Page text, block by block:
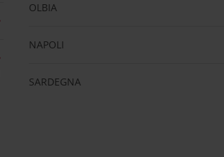
OLBIA
NAPOLI
SARDEGNA